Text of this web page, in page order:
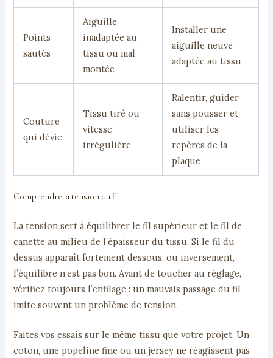
Points
sautés
Aiguille
inadaptée au
tissu ou mal
montée
Installer une
aiguille neuve
adaptée au tissu
Couture
qui dévie
Tissu tiré ou
vitesse
irrégulière
Ralentir, guider
sans pousser et
utiliser les
repères de la
plaque
Comprendre la tension du fil
La tension sert à équilibrer le fil supérieur et le fil de
canette au milieu de l’épaisseur du tissu. Si le fil du
dessus apparaît fortement dessous, ou inversement,
l’équilibre n’est pas bon. Avant de toucher au réglage,
vérifiez toujours l’enfilage : un mauvais passage du fil
imite souvent un problème de tension.
Faites vos essais sur le même tissu que votre projet. Un
coton, une popeline fine ou un jersey ne réagissent pas